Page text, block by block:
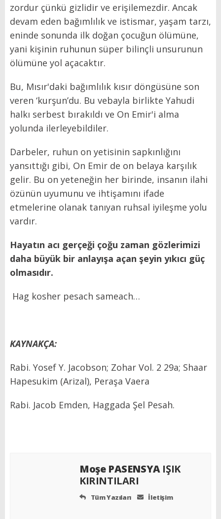
zordur çünkü gizlidir ve erişilemezdir. Ancak
devam eden bağımlılık ve istismar, yaşam tarzı,
eninde sonunda ilk doğan çocuğun ölümüne,
yani kişinin ruhunun süper bilinçli unsurunun
ölümüne yol açacaktır.
Bu, Mısır'daki bağımlılık kısır döngüsüne son
veren ‘kurşun’du. Bu vebayla birlikte Yahudi
halkı serbest bırakıldı ve On Emir'i alma
yolunda ilerleyebildiler.
Darbeler, ruhun on yetisinin sapkınlığını
yansıttığı gibi, On Emir de on belaya karşılık
gelir. Bu on yeteneğin her birinde, insanın ilahi
özünün uyumunu ve ihtişamını ifade
etmelerine olanak tanıyan ruhsal iyileşme yolu
vardır.
Hayatın acı gerçeği çoğu zaman gözlerimizi
daha büyük bir anlayışa açan şeyin yıkıcı güç
olmasıdır.
Hag kosher pesach sameach…
KAYNAKÇA:
Rabi. Yosef Y. Jacobson; Zohar Vol. 2 29a; Shaar
Hapesukim (Arizal), Peraşa Vaera
Rabi. Jacob Emden, Haggada Şel Pesah.
Moşe PASENSYA IŞIK
KIRINTILARI
Tüm Yazıları İletişim